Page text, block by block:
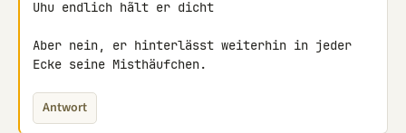
Uhu endlich hãlt er dicht
Aber nein, er hinterlässt weiterhin in jeder
Ecke seine Misthäufchen.
Antwort